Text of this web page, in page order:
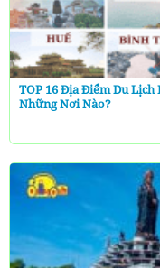
TOP 16 Địa Điểm Du
Những Nơi Nào?